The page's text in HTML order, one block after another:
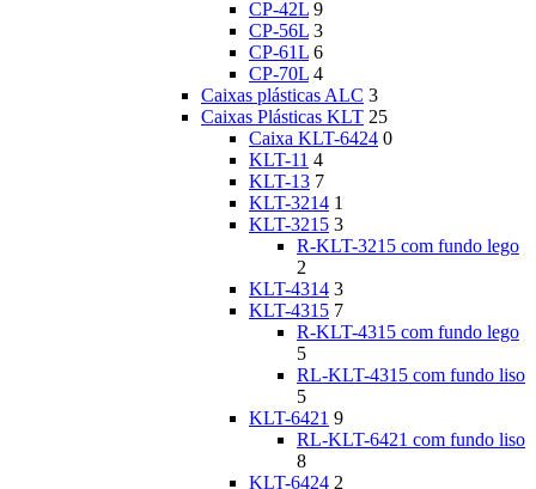
CP-42L 9
CP-56L 3
CP-61L 6
CP-70L 4
Caixas plásticas ALC 3
Caixas Plásticas KLT 25
Caixa KLT-6424 0
KLT-11 4
KLT-13 7
KLT-3214 1
KLT-3215 3
R-KLT-3215 com fundo lego
2
KLT-4314 3
KLT-4315 7
R-KLT-4315 com fundo lego
5
RL-KLT-4315 com fundo liso
5
KLT-6421 9
RL-KLT-6421 com fundo liso
8
KLT-6424 2